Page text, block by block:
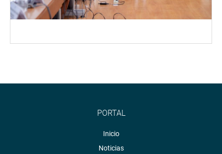
PORTAL
Inicio
Noticias